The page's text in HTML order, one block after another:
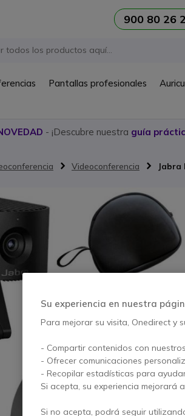
900 80 26
Pantallas profesionales
- ¡Descubre nuestra guía
Videoconferencia Jabra
Su experiencia en nuestra
Para mejorar su visita, Onedirect y
- Compartir contenidos con
- Ofrecer comunicaciones
- Recopilar estadísticas para
Si acepta, su experiencia mejorará
Si no acepta, podrá seguir